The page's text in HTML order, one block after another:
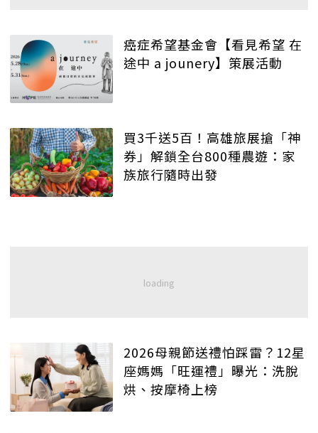
癌症希望基金會【看見希望 在
途中 a jounery】策展活動
買3千送5百！高雄旅展搶「神
券」解鎖全台800種農遊：家
族旅行隨時出發
2026母親節送禮怕踩雷？12星
座媽媽「旺運禮」曝光：洗脫
烘、按摩椅上榜